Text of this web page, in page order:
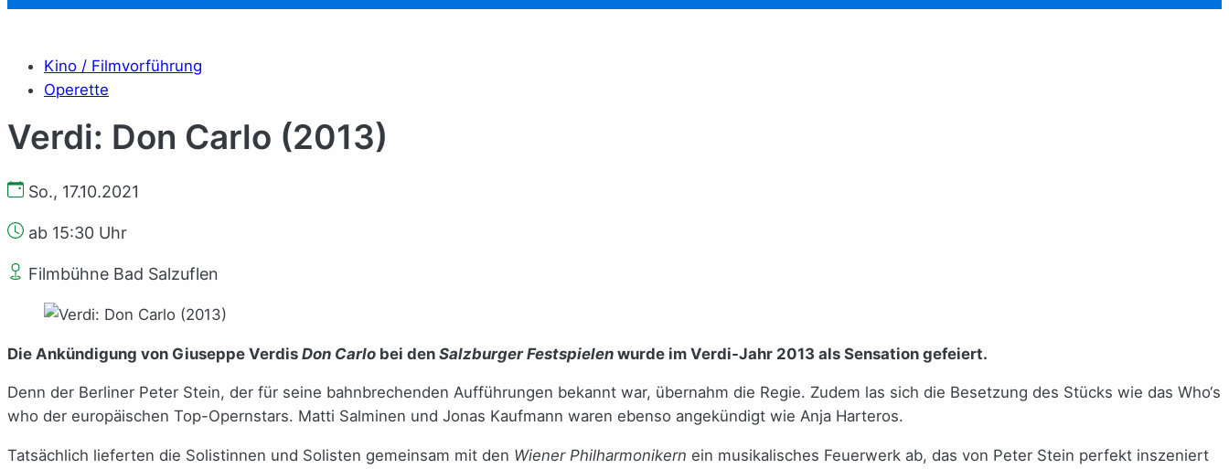
Kino / Filmvorführung
Operette
Verdi: Don Carlo (2013)
So., 17.10.2021
ab 15:30 Uhr
Filmbühne Bad Salzuflen
Die Ankündigung von Giuseppe Verdis Don Carlo bei den Salzburger Festspielen wurde im Verdi-Jahr 2013 als Sensation gefeiert.
Denn der Berliner Peter Stein, der für seine bahnbrechenden Aufführungen bekannt war, übernahm die Regie. Zudem las sich die Besetzung des Stücks wie das Who‘s
who der europäischen Top-Opernstars. Matti Salminen und Jonas Kaufmann waren ebenso angekündigt wie Anja Harteros.
Tatsächlich lieferten die Solistinnen und Solisten gemeinsam mit den Wiener Philharmonikern ein musikalisches Feuerwerk ab, das von Peter Stein perfekt inszeniert